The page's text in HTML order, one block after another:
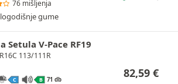
76 mišljenja
gume
Setula V-Pace RF19
113/111R
C B 71 db 82,59 €